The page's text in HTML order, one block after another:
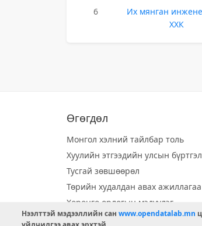
6
Их мянган
ХХК
Өгөгдөл
Монгол хэлний тайлбар толь
Хуулийн этгээдийн улсын бүртгэл
Тусгай зөвшөөрөл
Төрийн худалдан авах ажиллагаа
Хөрөнгө орлогын мэдүүлэг
Орон нутгийн хөгжлийн сан
Нээлттэй мэдээллийн сан www.opendatalab.mn